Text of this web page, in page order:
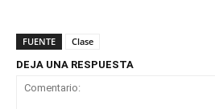
FUENTE
Clase
DEJA UNA RESPUESTA